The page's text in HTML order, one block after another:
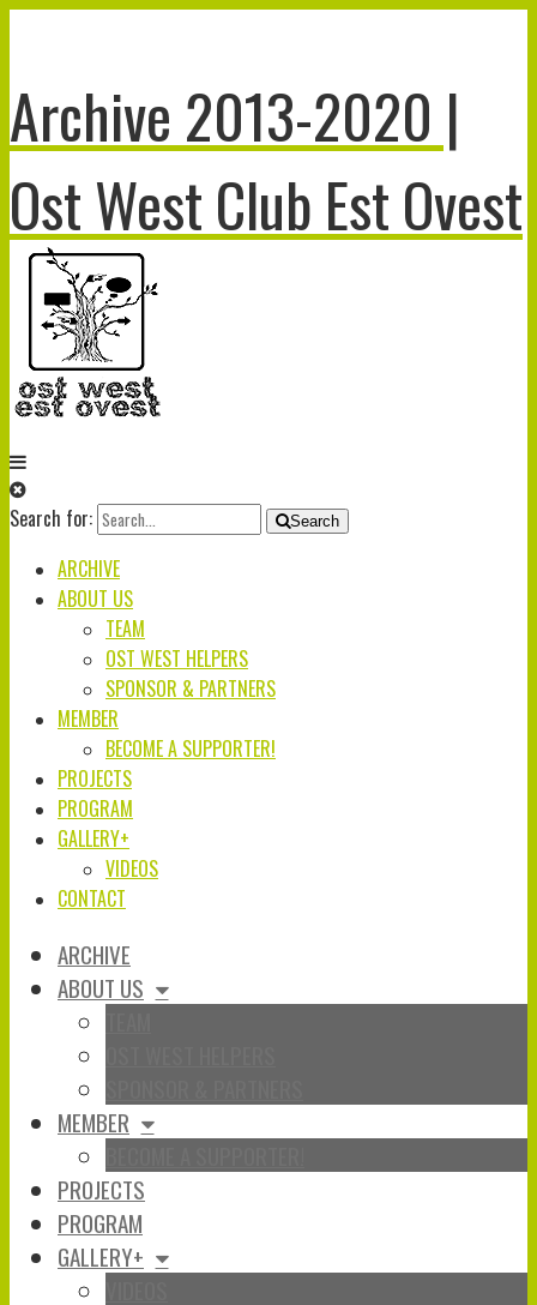
Archive 2013-2020 |
Ost West Club Est Ovest
Search for: Search
ARCHIVE
ABOUT US
TEAM
OST WEST HELPERS
SPONSOR & PARTNERS
MEMBER
BECOME A SUPPORTER!
PROJECTS
PROGRAM
GALLERY+
VIDEOS
CONTACT
ARCHIVE
ABOUT US
MEMBER
PROJECTS
PROGRAM
GALLERY+